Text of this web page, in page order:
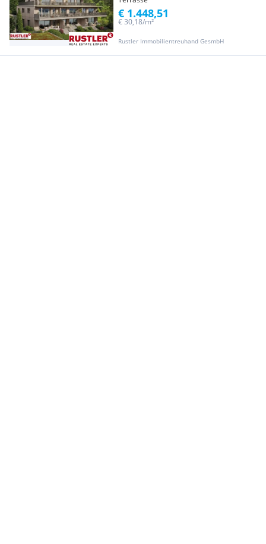
Rustler Immobilientreuhand GesmbH
€ 30,18/m²
€ 1.448,51